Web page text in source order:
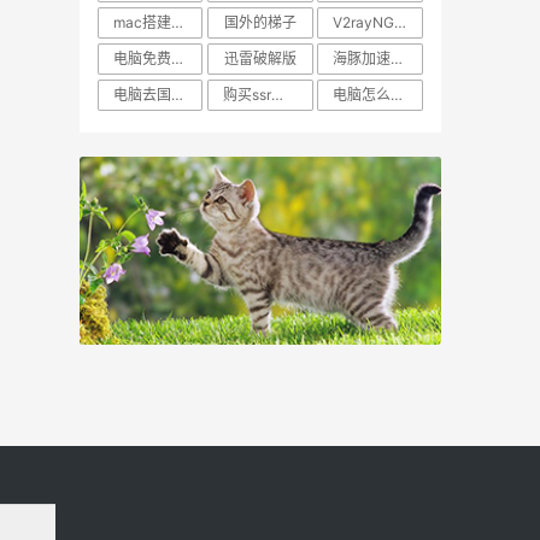
mac搭建vpn梯子
国外的梯子
V2rayNG客户端下载
电脑免费n推荐Vp
迅雷破解版
海豚加速器多少一个月
电脑去国外网站加速软件
购买ssr节点服务 电脑怎么样设置上外国网站